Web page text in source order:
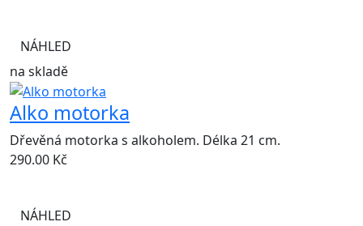
NÁHLED
na skladě
Alko motorka
Dřevěná motorka s alkoholem. Délka 21 cm.
290.00 Kč
NÁHLED